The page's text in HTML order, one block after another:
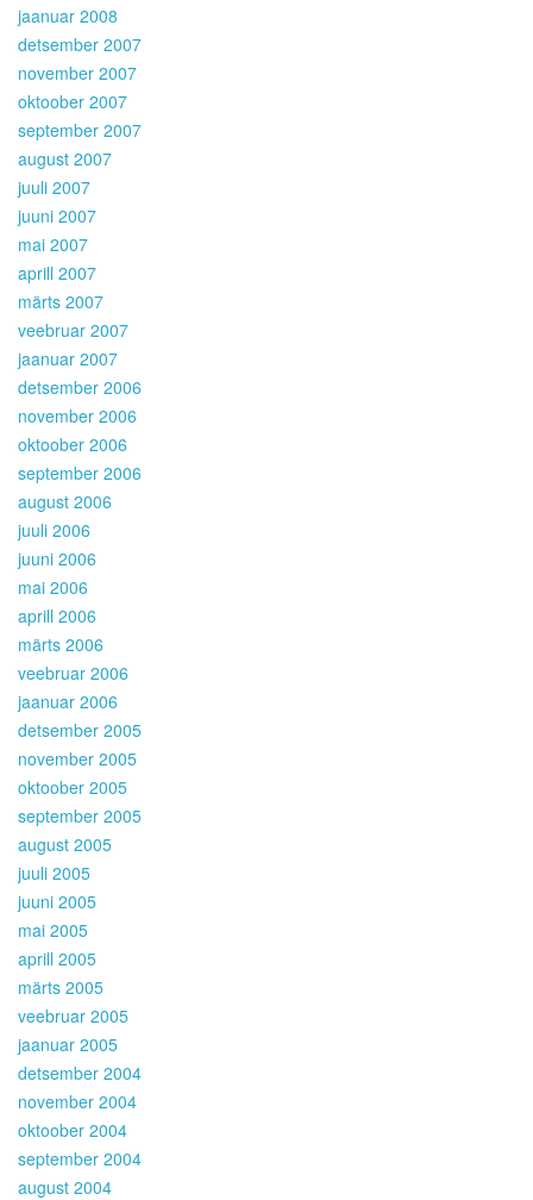
jaanuar 2008
detsember 2007
november 2007
oktoober 2007
september 2007
august 2007
juuli 2007
juuni 2007
mai 2007
aprill 2007
märts 2007
veebruar 2007
jaanuar 2007
detsember 2006
november 2006
oktoober 2006
september 2006
august 2006
juuli 2006
juuni 2006
mai 2006
aprill 2006
märts 2006
veebruar 2006
jaanuar 2006
detsember 2005
november 2005
oktoober 2005
september 2005
august 2005
juuli 2005
juuni 2005
mai 2005
aprill 2005
märts 2005
veebruar 2005
jaanuar 2005
detsember 2004
november 2004
oktoober 2004
september 2004
august 2004